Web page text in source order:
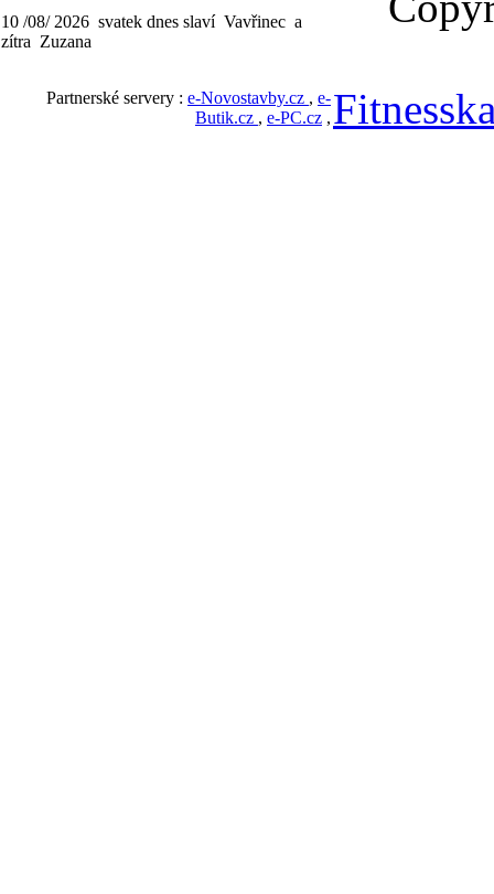
10 /08/ 2026 svatek dnes slaví Vavřinec a
zítra Zuzana
Partnerské servery : e-Novostavby.cz , e-
Butik.cz , e-PC.cz ,